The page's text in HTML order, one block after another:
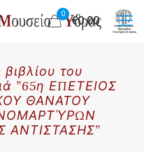
0
€0.00
του
”65η ΕΠΕΤΕΙΟΣ
ΘΑΝΑΤΟΥ
ΑΝΤΙΣΤΑΣΗΣ”